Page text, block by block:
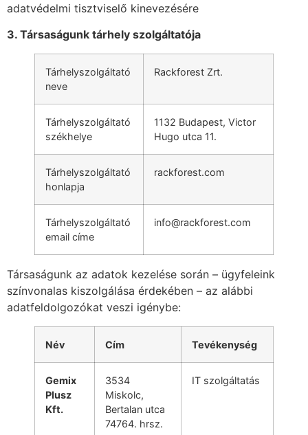
adatvédelmi tisztviselő kinevezésére
3. Társaságunk tárhely szolgáltatója
Tárhelyszolgáltató
neve
Rackforest Zrt.
Tárhelyszolgáltató
székhelye
1132 Budapest, Victor
Hugo utca 11.
Tárhelyszolgáltató
honlapja
rackforest.com
Tárhelyszolgáltató
email címe
info@rackforest.com
Társaságunk az adatok kezelése során – ügyfeleink
színvonalas kiszolgálása érdekében – az alábbi
adatfeldolgozókat veszi igénybe:
Név Cím Tevékenység
Gemix
Plusz
Kft.
3534
Miskolc,
Bertalan utca
74764. hrsz.
IT szolgáltatás